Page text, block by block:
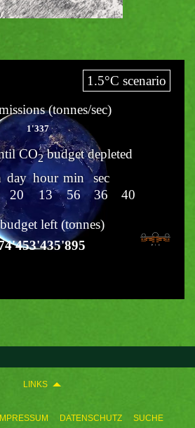
LINKS
IMPRESSUM DATENSCHUTZ SUCHE